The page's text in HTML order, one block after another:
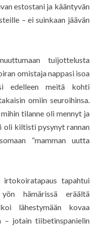
estostani ja kääntyvän
– ei suinkaan jäävän
tuijottelusta
omistaja nappasi isoa
edelleen meitä kohti
omiin seuroihinsa.
tilanne oli mennyt ja
oli kiltisti pysynyt rannan
”mamman uutta
tapahtui
hämärissä eräältä
lähestymään kovaa
– jotain tiibetinspanielin